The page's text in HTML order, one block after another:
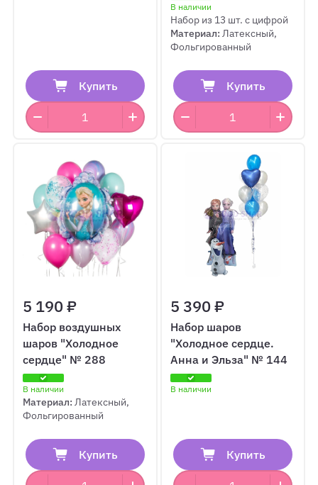
Купить
В наличии
Набор из 13 шт. с цифрой
Материал: Латексный,
Фольгированный
Купить
5 190 ₽
Набор воздушных
шаров "Холодное
сердце" № 288
В наличии
Материал:Латексный,
Фольгированный
Купить
5 390 ₽
Набор шаров
"Холодное сердце.
Анна и Эльза" № 144
В наличии
Купить